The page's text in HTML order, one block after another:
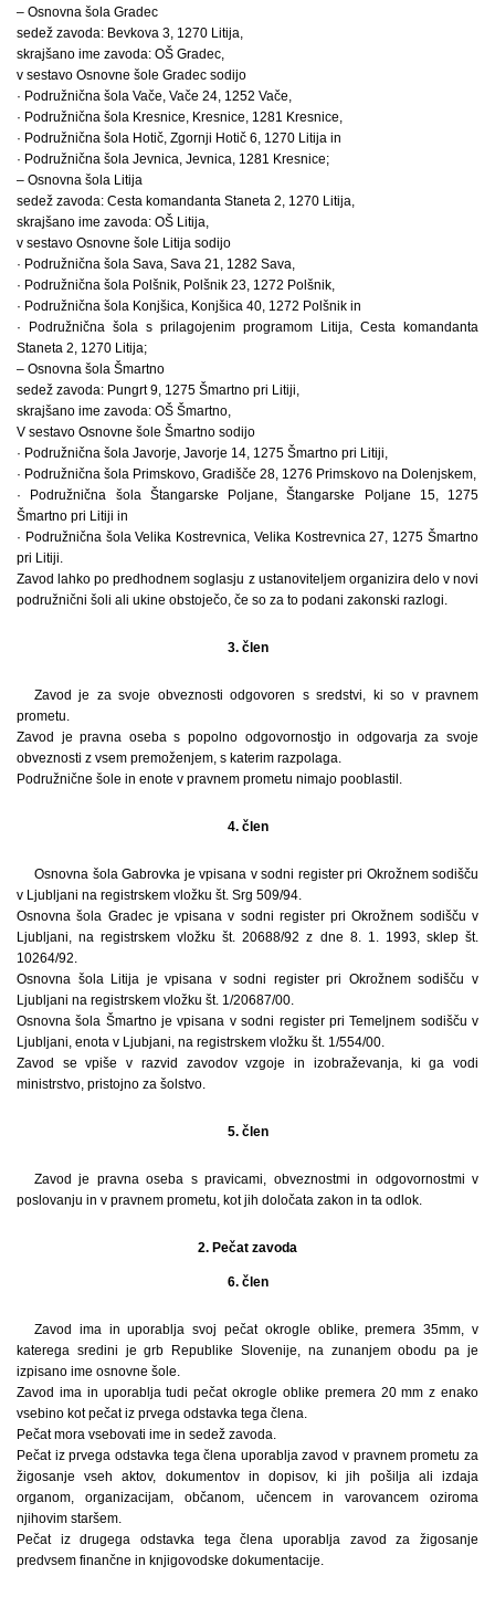
– Osnovna šola Gradec
sedež zavoda: Bevkova 3, 1270 Litija,
skrajšano ime zavoda: OŠ Gradec,
v sestavo Osnovne šole Gradec sodijo
· Podružnična šola Vače, Vače 24, 1252 Vače,
· Podružnična šola Kresnice, Kresnice, 1281 Kresnice,
· Podružnična šola Hotič, Zgornji Hotič 6, 1270 Litija in
· Podružnična šola Jevnica, Jevnica, 1281 Kresnice;
– Osnovna šola Litija
sedež zavoda: Cesta komandanta Staneta 2, 1270 Litija,
skrajšano ime zavoda: OŠ Litija,
v sestavo Osnovne šole Litija sodijo
· Podružnična šola Sava, Sava 21, 1282 Sava,
· Podružnična šola Polšnik, Polšnik 23, 1272 Polšnik,
· Podružnična šola Konjšica, Konjšica 40, 1272 Polšnik in
· Podružnična šola s prilagojenim programom Litija, Cesta komandanta
Staneta 2, 1270 Litija;
– Osnovna šola Šmartno
sedež zavoda: Pungrt 9, 1275 Šmartno pri Litiji,
skrajšano ime zavoda: OŠ Šmartno,
V sestavo Osnovne šole Šmartno sodijo
· Podružnična šola Javorje, Javorje 14, 1275 Šmartno pri Litiji,
· Podružnična šola Primskovo, Gradišče 28, 1276 Primskovo na Dolenjskem,
· Podružnična šola Štangarske Poljane, Štangarske Poljane 15, 1275
Šmartno pri Litiji in
· Podružnična šola Velika Kostrevnica, Velika Kostrevnica 27, 1275 Šmartno
pri Litiji.
Zavod lahko po predhodnem soglasju z ustanoviteljem organizira delo v novi
podružnični šoli ali ukine obstoječo, če so za to podani zakonski razlogi.
3. člen
Zavod je za svoje obveznosti odgovoren s sredstvi, ki so v pravnem
prometu.
Zavod je pravna oseba s popolno odgovornostjo in odgovarja za svoje
obveznosti z vsem premoženjem, s katerim razpolaga.
Podružnične šole in enote v pravnem prometu nimajo pooblastil.
4. člen
Osnovna šola Gabrovka je vpisana v sodni register pri Okrožnem sodišču
v Ljubljani na registrskem vložku št. Srg 509/94.
Osnovna šola Gradec je vpisana v sodni register pri Okrožnem sodišču v
Ljubljani, na registrskem vložku št. 20688/92 z dne 8. 1. 1993, sklep št.
10264/92.
Osnovna šola Litija je vpisana v sodni register pri Okrožnem sodišču v
Ljubljani na registrskem vložku št. 1/20687/00.
Osnovna šola Šmartno je vpisana v sodni register pri Temeljnem sodišču v
Ljubljani, enota v Ljubjani, na registrskem vložku št. 1/554/00.
Zavod se vpiše v razvid zavodov vzgoje in izobraževanja, ki ga vodi
ministrstvo, pristojno za šolstvo.
5. člen
Zavod je pravna oseba s pravicami, obveznostmi in odgovornostmi v
poslovanju in v pravnem prometu, kot jih določata zakon in ta odlok.
2. Pečat zavoda
6. člen
Zavod ima in uporablja svoj pečat okrogle oblike, premera 35mm, v
katerega sredini je grb Republike Slovenije, na zunanjem obodu pa je
izpisano ime osnovne šole.
Zavod ima in uporablja tudi pečat okrogle oblike premera 20 mm z enako
vsebino kot pečat iz prvega odstavka tega člena.
Pečat mora vsebovati ime in sedež zavoda.
Pečat iz prvega odstavka tega člena uporablja zavod v pravnem prometu za
žigosanje vseh aktov, dokumentov in dopisov, ki jih pošilja ali izdaja
organom, organizacijam, občanom, učencem in varovancem oziroma
njihovim staršem.
Pečat iz drugega odstavka tega člena uporablja zavod za žigosanje
predvsem finančne in knjigovodske dokumentacije.